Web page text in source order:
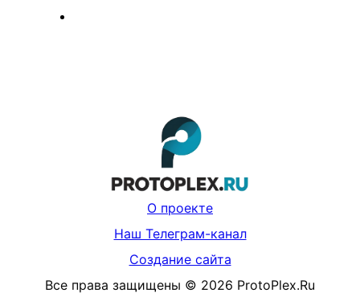
О проекте
Наш Телеграм-канал
Создание сайта
Все права защищены © 2026 ProtoPlex.Ru